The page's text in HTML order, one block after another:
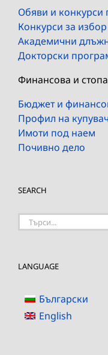
Обяви и конкурси
Конкурси за
Академични
Докторски
Финансова и
Бюджет и
Профил на
Имоти под наем
Почивно дело
SEARCH
Търсене
LANGUAGE
Български
English